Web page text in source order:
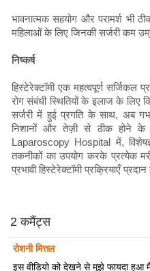
भावनात्मक सहयोग और परामर्श भी
महिलाओं के लिए जिनकी सर्जरी कम
निष्कर्ष
हिस्टेरेक्टॉमी एक महत्वपूर्ण सर्जिकल
रोग संबंधी स्थितियों के इलाज के लिए
सर्जरी में हुई प्रगति के साथ, अब
निशानों और तेज़ी से ठीक होने के
Laparoscopy Hospital में,
तकनीकों का उपयोग करके प्रत्येक
प्रभावी हिस्टेरेक्टॉमी प्रक्रियाएँ
2 कमैंट्स
रोशनी मित्तल
इस वीडियो को देखने से मुझे फायदा हुआ